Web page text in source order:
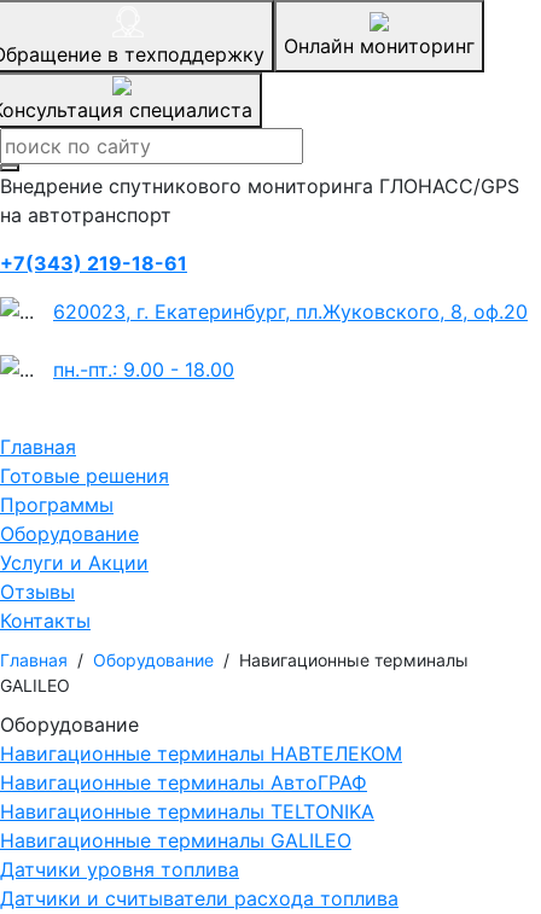
в техподдержку Онлайн мониторинг
специалиста
Внедрение спутникового мониторинга ГЛОНАСС/GPS
на автотранспорт
+7(343) 219-18-61
620023, г. Екатеринбург, пл.Жуковского, 8, оф.20
пн.-пт.: 9.00 - 18.00
Главная
Готовые решения
Программы
Оборудование
Услуги и Акции
Отзывы
Контакты
Главная / Оборудование / Навигационные терминалы
GALILEO
Оборудование
Навигационные терминалы НАВТЕЛЕКОМ
Навигационные терминалы АвтоГРАФ
Навигационные терминалы TELTONIKA
Навигационные терминалы GALILEO
Датчики уровня топлива
Датчики и считыватели расхода топлива